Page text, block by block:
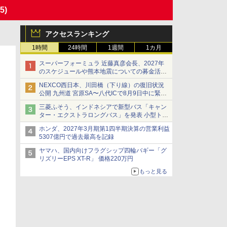
アクセスランキング
1時間 24時間 1週間 1カ月
スーパーフォーミュラ 近藤真彦会長、2027年
のスケジュールや熊本地震についての募金活動
を紹介
NEXCO西日本、川田橋（下り線）の復旧状況
公開 九州道 宮原SA〜八代ICで8月9日中に緊急
車両を通行可能に
三菱ふそう、インドネシアで新型バス「キャン
ター・エクストラロングバス」を発表 小型トラ
ックベースの観光・旅客輸送向けバス
ホンダ、2027年3月期第1四半期決算の営業利益
5307億円で過去最高を記録
ヤマハ、国内向けフラグシップ四輪バギー「グ
リズリーEPS XT-R」 価格220万円
もっと見る